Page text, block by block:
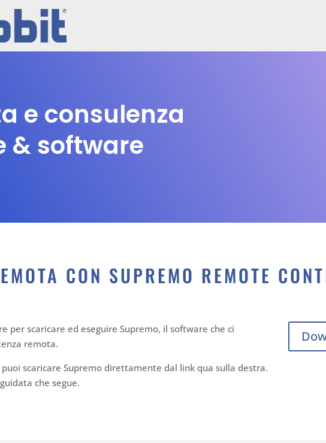
e consulenza
& software
CON SUPREMO REMOTE
per scaricare ed eseguire Supremo, il software che ci
remota.
puoi scaricare Supremo direttamente dal link qua sulla destra.
che segue.